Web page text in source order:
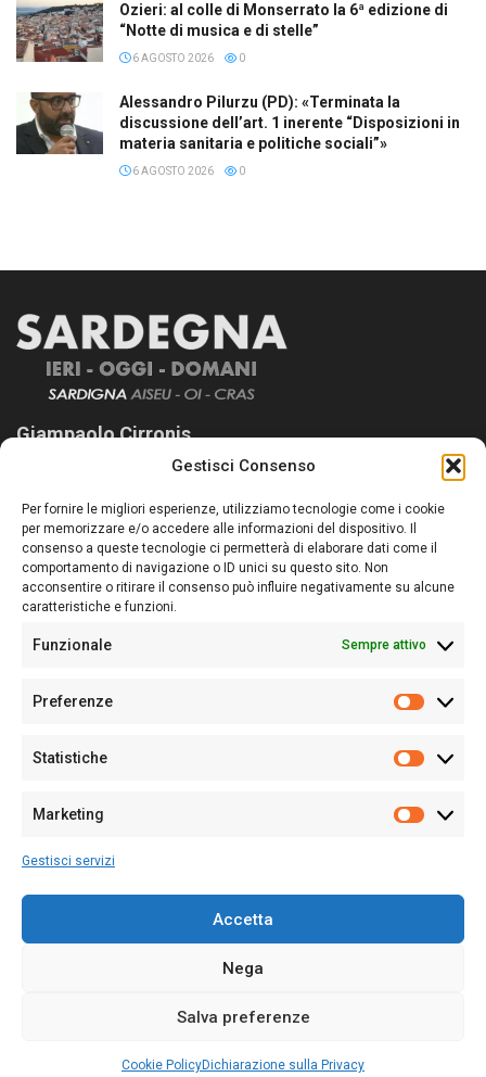
Gestisci Consenso
Per fornire le migliori esperienze, utilizziamo tecnologie come i cookie
per memorizzare e/o accedere alle informazioni del dispositivo. Il
consenso a queste tecnologie ci permetterà di elaborare dati come il
comportamento di navigazione o ID unici su questo sito. Non
acconsentire o ritirare il consenso può influire negativamente su alcune
caratteristiche e funzioni.
Funzionale Sempre attivo
Preferenze
Statistiche
Marketing
Gestisci servizi
Accetta
Nega
Salva preferenze
Cookie PolicyDichiarazione sulla Privacy
Ozieri: al colle di Monserrato la 6ª edizione di
“Notte di musica e di stelle”
6 AGOSTO 2026 0
Alessandro Pilurzu (PD): «Terminata la
discussione dell’art. 1 inerente “Disposizioni in
materia sanitaria e politiche sociali”»
6 AGOSTO 2026 0
Giampaolo Cirronis
Sardegna Ieri-Oggi-Domani nasce per informare “liberamente” i
lettori su quanto accade in Sardegna, con un occhio rivolto al
nostro passato e, soprattutto, al nostro futuro
Follow Us
Sede:Via Cristoforo Colombo 09013 Carbonia
Partita IVA02270380922
128/2020 del 10/02/2020
Per la Pubblicità:
Sardegna Ieri-Oggi-Domani- Tutti i diritti sono riservati -